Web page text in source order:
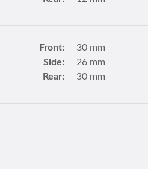
Front:
30 mm
Side:
26 mm
Rear:
30 mm